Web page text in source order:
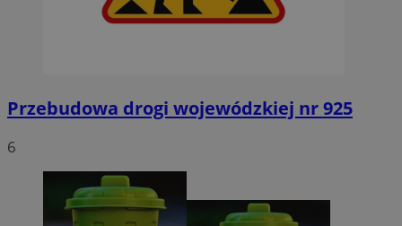
Przebudowa drogi wojewódzkiej nr 925
6